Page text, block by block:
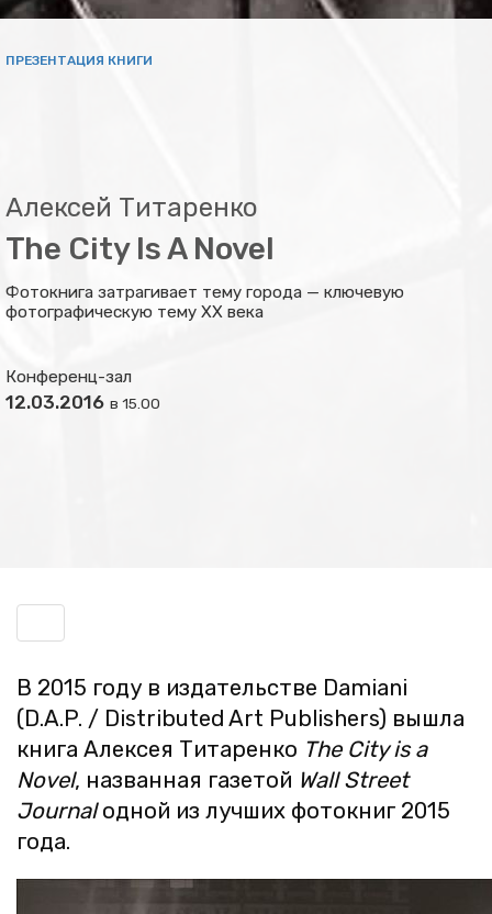
ПРЕЗЕНТАЦИЯ КНИГИ
Алексей Титаренко
The City Is A Novel
Фотокнига затрагивает тему города — ключевую
фотографическую тему ХХ века
Конференц-зал
12.03.2016 в 15.00
В 2015 году в из­да­тель­стве Damiani
(D.A.P. / Distributed Art Publishers) вышла
книга Алек­сея Ти­та­рен­ко The City is a
Novel, на­зван­ная га­зе­той Wall Street
Journalодной из луч­ших фо­ток­ниг 2015
года.